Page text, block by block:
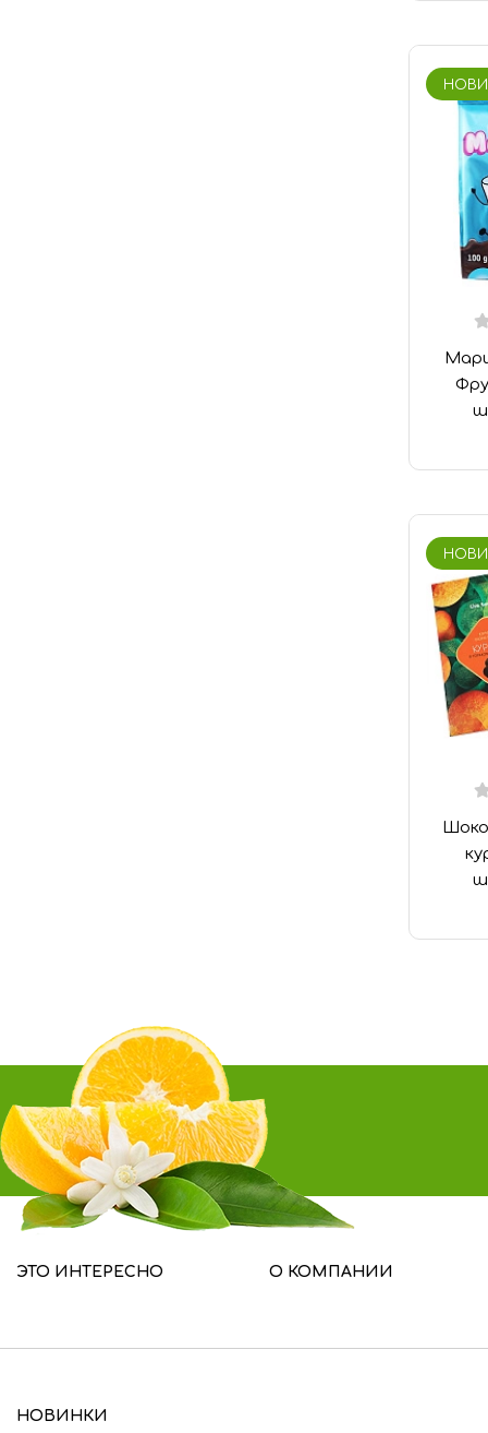
ЭТО ИНТЕРЕСНО О КОМПАНИИ
НОВИНКИ